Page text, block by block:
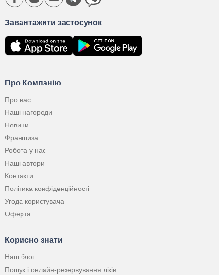
Про Компанію
Про нас
Наші нагороди
Новини
Франшиза
Робота у нас
Наші автори
Контакти
Політика конфіденційності
Угода користувача
Оферта
Корисно знати
Наш блог
Пошук і онлайн-резервування ліків
Завантажити застосунок